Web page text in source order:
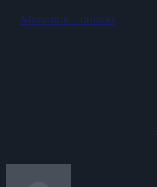
Marianna Loukaki